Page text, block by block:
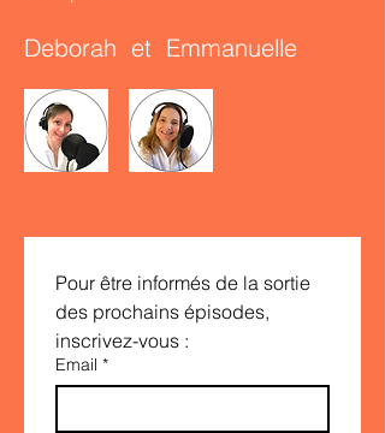
Deborah et Emmanuelle
Pour être informés de la sortie
des prochains épisodes,
inscrivez-vous :
Email *